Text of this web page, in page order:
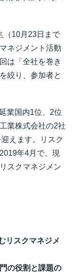
（10月23日まで
ネジメント活動
は「全社を巻き
絞り、参加者と
業国内1位、2位
業株式会社の2社
えます。リスク
年4月で、現
スクマネジメン
リスクマネジメ
の役割と課題の